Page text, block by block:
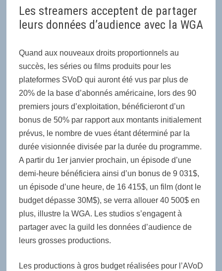
Les streamers acceptent de partager
leurs données d’audience avec la WGA
Quand aux nouveaux droits proportionnels au
succès, les séries ou films produits pour les
plateformes SVoD qui auront été vus par plus de
20% de la base d’abonnés américaine, lors des 90
premiers jours d’exploitation, bénéficieront d’un
bonus de 50% par rapport aux montants initialement
prévus, le nombre de vues étant déterminé par la
durée visionnée divisée par la durée du programme.
A partir du 1er janvier prochain, un épisode d’une
demi-heure bénéficiera ainsi d’un bonus de 9 031$,
un épisode d’une heure, de 16 415$, un film (dont le
budget dépasse 30M$), se verra allouer 40 500$ en
plus, illustre la WGA. Les studios s’engagent à
partager avec la guild les données d’audience de
leurs grosses productions.
Les productions à gros budget réalisées pour l’AVoD